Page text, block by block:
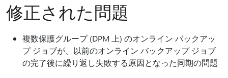
修正された問題
複数保護グループ (DPM 上) のオンライン バックアッ
プ ジョブが、以前のオンライン バックアップ ジョブ
の完了後に繰り返し失敗する原因となった同期の問題